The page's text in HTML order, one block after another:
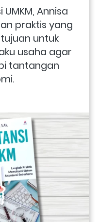
Annisa
praktis yang
untuk
usaha agar
tantangan